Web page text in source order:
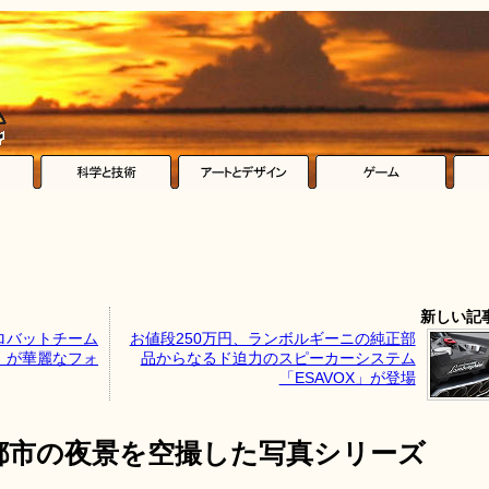
バットチーム
が華麗なフォ
新しい記
お値段250万円、ランボルギーニの純正部
品からなるド迫力のスピーカーシステム
「ESAVOX」が登場
の夜景を空撮した写真シリーズ